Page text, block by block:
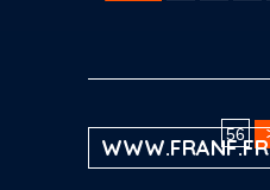
56
WWW.FRANF.FR